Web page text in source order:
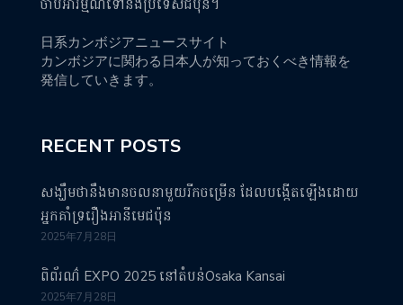
ចាប់អារម្មណ៍ទៅនឹងប្រទេសជប៉ុន។
日系カンボジアニュースサイト
カンボジアに関わる日本人が知っておくべき情報を
発信していきます。
RECENT POSTS
សង្ឃឹមថានឹងមានចលនាមួយរីកចម្រើន ដែលបង្កើតឡើងដោយ
អ្នកគាំទ្ររឿងអានីមេជប៉ុន
2025年7月28日
ពិព័រណ៌ EXPO 2025 នៅតំបន់Osaka Kansai
2025年7月28日